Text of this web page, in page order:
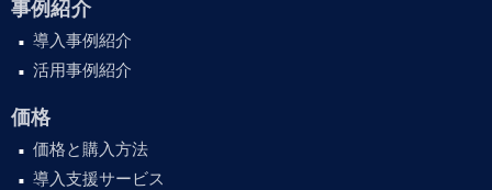
事例紹介
導入事例紹介
活用事例紹介
価格
価格と購入方法
導入支援サービス